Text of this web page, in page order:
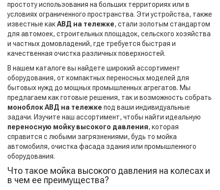
простоту использования на больших территориях или в
условиях ограниченного пространства. Эти устройства, также
известные какАВД на тележке, стали золотым стандартом
для автомоек, строительных площадок, сельского хозяйства
и частных домовладений, где требуется быстрая и
качественная очистка различных поверхностей.
В нашем каталоге вы найдете широкий ассортимент
оборудования, от компактных переносных моделей для
бытовых нужд до мощных промышленных агрегатов. Мы
предлагаем как готовые решения, так и возможность собрать
моноблок АВД на тележке под ваши индивидуальные
задачи. Изучите наш ассортимент, чтобы найти идеальную
переносную мойку высокого давления, которая
справится с любыми загрязнениями, будь то мойка
автомобиля, очистка фасада здания или промышленного
оборудования.
Что такое мойка высокого давления на колесах и
в чем ее преимущества?